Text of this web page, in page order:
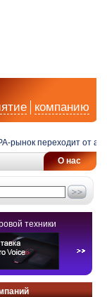
компанию
переходит от
О нас
техники